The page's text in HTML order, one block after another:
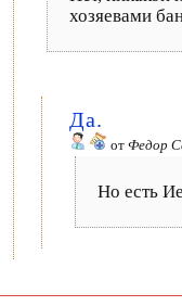
хозяевами
Да.
от Федор
Но есть